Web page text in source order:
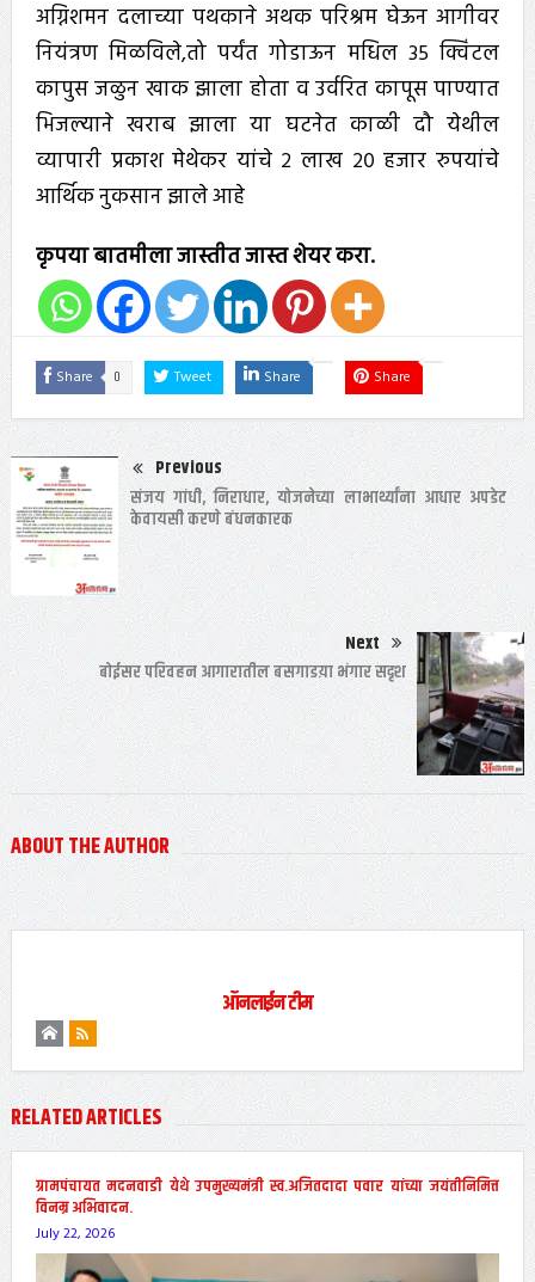
अग्निशमन दलाच्या पथकाने अथक परिश्रम घेऊन आगीवर
नियंत्रण मिळविले,तो पर्यंत गोडाऊन मधिल ३५ क्विंटल
कापुस जळुन खाक झाला होता व उर्वरित कापूस पाण्यात
भिजल्याने खराब झाला या घटनेत काळी दौ येथील
व्यापारी प्रकाश मेथेकर यांचे २ लाख २० हजार रुपयांचे
आर्थिक नुकसान झाले आहे
कृपया बातमीला जास्तीत जास्त शेयर करा.
Share 0 Tweet Share Share
Previous
संजय गांधी, निराधार, योजनेच्या लाभार्थ्यांना आधार अपडेट
केवायसी करणे बंधनकारक
Next
बोईसर परिवहन आगारातील बसगाडय़ा भंगार सदृश
ABOUT THE AUTHOR
ऑनलाईन टीम
RELATED ARTICLES
ग्रामपंचायत मदनवाडी येथे उपमुख्यमंत्री स्व.अजितदादा पवार यांच्या जयंतीनिमित्त
विनम्र अभिवादन.
July 22, 2026